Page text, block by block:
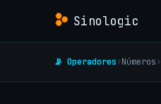
Sinologic
📡 Operadores›Números›